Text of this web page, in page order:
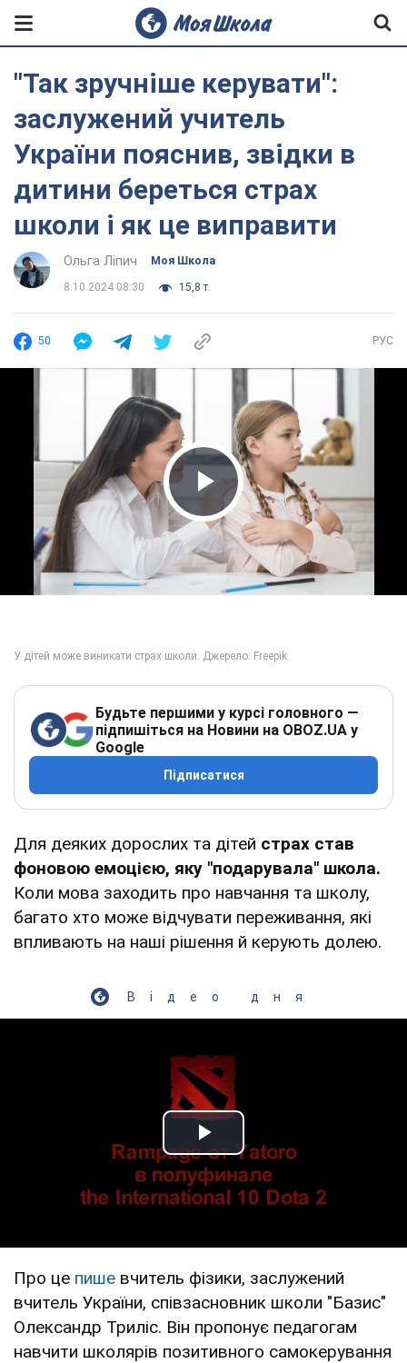
"Так зручніше керувати":
заслужений учитель
України пояснив, звідки в
дитини береться страх
школи і як це виправити
Ольга Ліпич Моя Школа
8.10.2024 08:30 15,8 т.
50 РУС
Play Video
Будьте першими у курсі головного —
підпишіться на Новини на OBOZ.UA у
Google
Підписатися
Для деяких дорослих та дітей страх став
фоновою емоцією, яку "подарувала" школа.
Коли мова заходить про навчання та школу,
багато хто може відчувати переживання, які
впливають на наші рішення й керують долею.
Відео дня
Play Video
Про це пише вчитель фізики, заслужений
вчитель України, співзасновник школи "Базис"
Олександр Триліс. Він пропонує педагогам
навчити школярів позитивного самокерування